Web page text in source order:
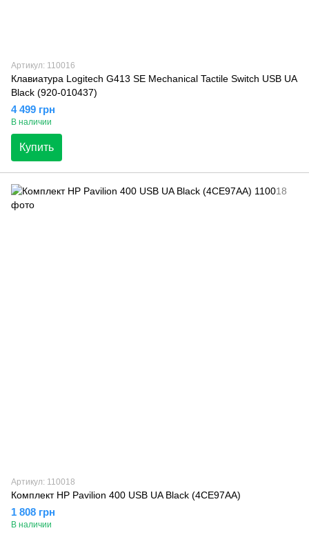
Артикул: 110016
Клавиатура Logitech G413 SE Mechanical Tactile Switch USB UA
Black (920-010437)
4 499 грн
В наличии
Купить
Артикул: 110018
Комплект HP Pavilion 400 USB UA Black (4CE97AA)
1 808 грн
В наличии